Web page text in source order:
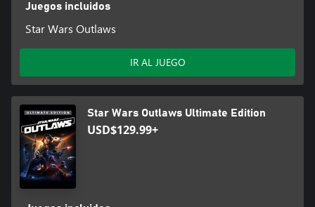
Juegos incluidos
Star Wars Outlaws
IR AL JUEGO
Star Wars Outlaws Ultimate Edition
USD$129.99+